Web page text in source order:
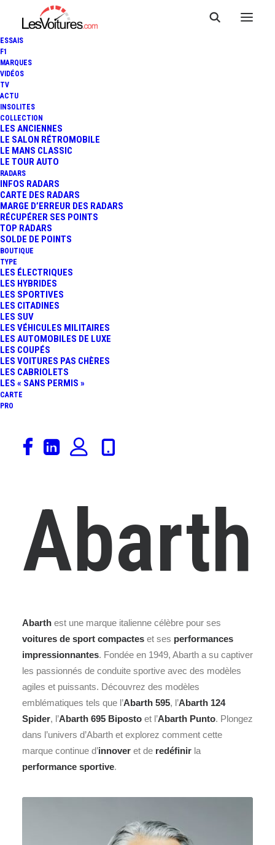
ESSAIS
F1
MARQUES
VIDÉOS
TV
ACTU
INSOLITES
COLLECTION
LES ANCIENNES
LE SALON RÉTROMOBILE
LE MANS CLASSIC
LE TOUR AUTO
RADARS
INFOS RADARS
CARTE DES RADARS
MARGE D’ERREUR DES RADARS
RÉCUPÉRER SES POINTS
TOP RADARS
SOLDE DE POINTS
BOUTIQUE
TYPE
LES ÉLECTRIQUES
LES HYBRIDES
LES SPORTIVES
LES CITADINES
LES SUV
LES VÉHICULES MILITAIRES
LES AUTOMOBILES DE LUXE
LES COUPÉS
LES VOITURES PAS CHÈRES
LES CABRIOLETS
LES « SANS PERMIS »
CARTE
PRO
1 avril 2026
STELLANTIS : 700 000
VÉHICULES RAPPELÉS
DANS LE MONDE FACE
À UN RISQUE
D’INCENDIE MAJEUR
Abarth
Abarth est une marque italienne célèbre pour ses
voitures de sport compactes et ses performances
impressionnantes. Fondée en 1949, Abarth a su captiver
les passionnés de conduite sportive avec des modèles
agiles et puissants. Découvrez des modèles
emblématiques tels que l’Abarth 595, l’Abarth 124
Spider, l’Abarth 695 Biposto et l’Abarth Punto. Plongez
dans l’univers d’Abarth et explorez comment cette
marque continue d’innover et de redéfinir la
performance sportive.